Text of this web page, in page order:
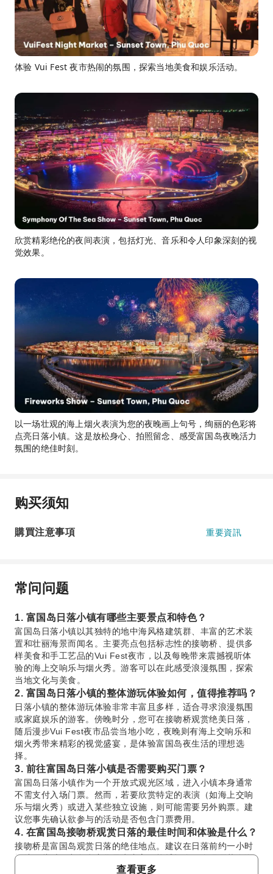
体验 Vui Fest 夜市热闹的氛围，探索当地美食和娱乐活动。
欣赏精彩绝伦的夜间表演，包括灯光、音乐和令人印象深刻的视
觉效果。
以一场壮观的海上烟火表演为您的夜晚画上句号，绚丽的色彩将
点亮日落小镇。这是放松身心、拍照留念、感受富国岛夜晚活力
氛围的绝佳时刻。
购买须知
購買注意事項 重要資訊
常问问题
1. 富国岛日落小镇有哪些主要景点和特色？
富国岛日落小镇以其独特的地中海风格建筑群、丰富的艺术装
置和壮丽海景而闻名。主要亮点包括标志性的接吻桥、提供多
样美食和手工艺品的Vui Fest夜市，以及每晚带来震撼视听体
验的海上交响乐与烟火秀。游客可以在此感受浪漫氛围，探索
当地文化与美食。
2. 富国岛日落小镇的整体游玩体验如何，值得推荐吗？
日落小镇的整体游玩体验非常丰富且多样，适合寻求浪漫氛围
或家庭娱乐的游客。傍晚时分，您可在接吻桥观赏绝美日落，
随后漫步Vui Fest夜市品尝当地小吃，夜晚则有海上交响乐和
烟火秀带来精彩的视觉盛宴，是体验富国岛夜生活的理想选
择。
3. 前往富国岛日落小镇是否需要购买门票？
富国岛日落小镇作为一个开放式观光区域，进入小镇本身通常
不需支付入场门票。然而，若要欣赏特定的表演（如海上交响
乐与烟火秀）或进入某些独立设施，则可能需要另外购票。建
议您事先确认欲参与的活动是否包含门票费用。
4. 在富国岛接吻桥观赏日落的最佳时间和体验是什么？
接吻桥是富国岛观赏日落的绝佳地点。建议在日落前约一小时
抵达，此时天空色彩变化最为丰富，能捕捉夕阳余晖洒落在海
面和桥上的浪漫景象。您可以站在桥上，或是选择周边视野开
查看更多